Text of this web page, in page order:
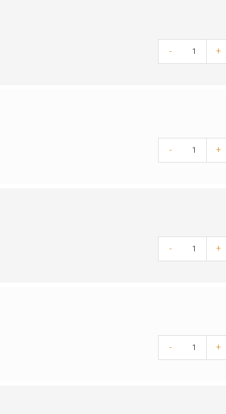
- +
- +
- +
- +